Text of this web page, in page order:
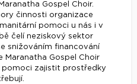
Gospel Choir.
činnosti organizace
pomoci u nás i v
čelí neziskový sektor
snižováním financování
Maranatha Gospel Choir
zajistit prostředky